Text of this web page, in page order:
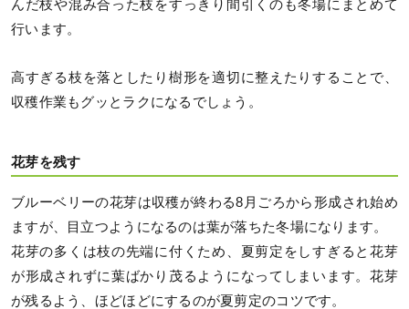
んだ枝や混み合った枝をすっきり間引くのも冬場にまとめて
行います。
高すぎる枝を落としたり樹形を適切に整えたりすることで、
収穫作業もグッとラクになるでしょう。
花芽を残す
ブルーベリーの花芽は収穫が終わる8月ごろから形成され始め
ますが、目立つようになるのは葉が落ちた冬場になります。
花芽の多くは枝の先端に付くため、夏剪定をしすぎると花芽
が形成されずに葉ばかり茂るようになってしまいます。花芽
が残るよう、ほどほどにするのが夏剪定のコツです。